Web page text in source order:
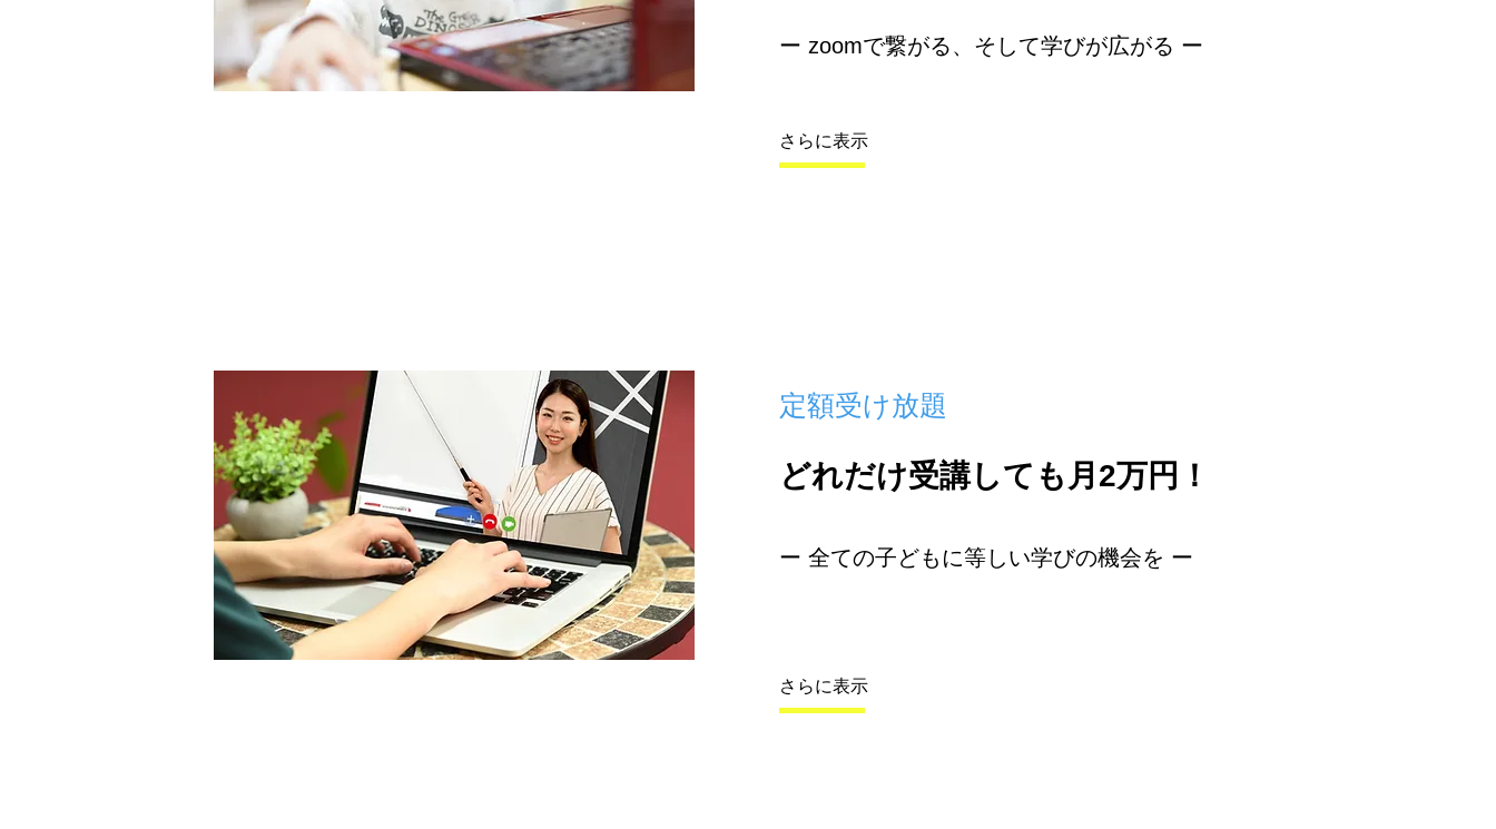
ー zoomで繋がる、そして学びが広がる ー​
さらに表示
定額受け放題
どれだけ受講しても月2万円！
​ー 全ての子どもに等しい学びの機会を ー
さらに表示